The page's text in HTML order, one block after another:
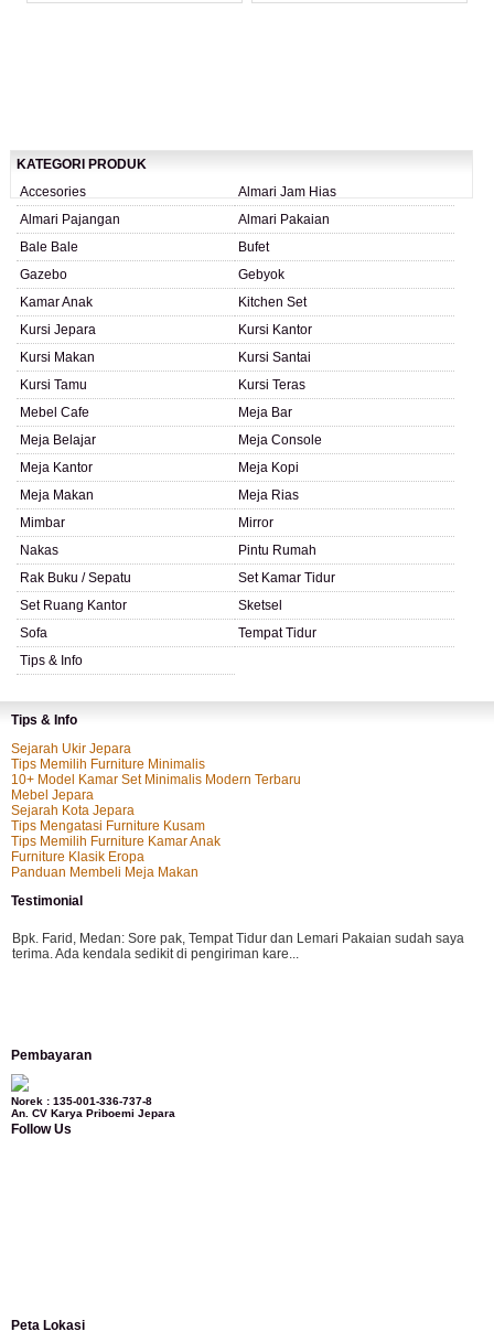
KATEGORI PRODUK
Accesories
Almari Jam Hias
Almari Pajangan
Almari Pakaian
Bale Bale
Bufet
Gazebo
Gebyok
Kamar Anak
Kitchen Set
Kursi Jepara
Kursi Kantor
Kursi Makan
Kursi Santai
Kursi Tamu
Kursi Teras
Mebel Cafe
Meja Bar
Meja Belajar
Meja Console
Meja Kantor
Meja Kopi
Meja Makan
Meja Rias
Mimbar
Mirror
Nakas
Pintu Rumah
Rak Buku / Sepatu
Set Kamar Tidur
Set Ruang Kantor
Sketsel
Sofa
Tempat Tidur
Tips & Info
Tips & Info
Sejarah Ukir Jepara
Tips Memilih Furniture Minimalis
10+ Model Kamar Set Minimalis Modern Terbaru
Mebel Jepara
Sejarah Kota Jepara
Tips Mengatasi Furniture Kusam
Tips Memilih Furniture Kamar Anak
Furniture Klasik Eropa
Panduan Membeli Meja Makan
Testimonial
Bpk. Farid, Medan: Sore pak, Tempat Tidur dan Lemari Pakaian sudah saya
terima. Ada kendala sedikit di pengiriman kare...
kursi teras saya sudah saya terima dan p...
Pembayaran
Norek : 135-001-336-737-8
An. CV Karya Priboemi Jepara
Follow Us
Peta Lokasi